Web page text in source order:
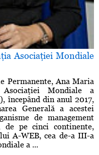
Asociaţiei Mondiale
Permanente, Ana Maria
Mondiale a
începând din anul 2017,
Generală a acestei
de management
pe cinci continente,
A-WEB, cea de-a III-a
a ...